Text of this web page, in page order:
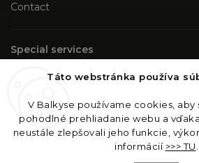
Táto webstránka používa
V Balkyse používame cookies, aby
pohodlné prehliadanie webu a
neustále zlepšovali jeho funkcie,
informácií >>> TU
Contact
Special services
Custom Made
Follow us